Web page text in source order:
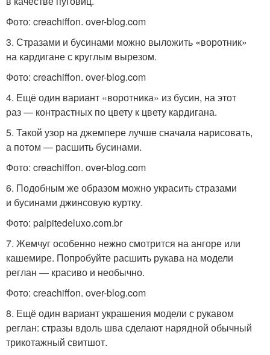
Фото: creachiffon. over-blog.com
3. Стразами и бусинами можно выложить «воротник»
на кардигане с круглым вырезом.
Фото: creachiffon. over-blog.com
4. Ещё один вариант «воротника» из бусин, на этот
раз — контрастных по цвету к цвету кардигана.
5. Такой узор на джемпере лучше сначала нарисовать,
а потом — расшить бусинами.
Фото: creachiffon. over-blog.com
6. Подобным же образом можно украсить стразами
и бусинами джинсовую куртку.
Фото: palpitedeluxo.com.br
7. Жемчуг особенно нежно смотрится на ангоре или
кашемире. Попробуйте расшить рукава на модели
реглан — красиво и необычно.
Фото: creachiffon. over-blog.com
8. Ещё один вариант украшения модели с рукавом
реглан: стразы вдоль шва сделают нарядной обычный
трикотажный свитшот.